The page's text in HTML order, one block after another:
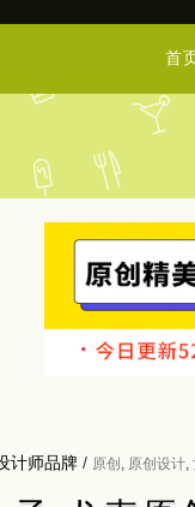
首
计师品牌 / 原创 原创设计